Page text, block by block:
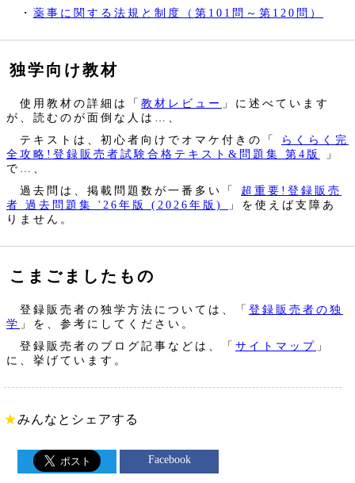
・ 薬事に関する法規と制度（第101問～第120問）
独学向け教材
使用教材の詳細は「 教材レビュー 」に述べています
が、読むのが面倒な人は…、
テキストは、初心者向けでオマケ付きの「
らくらく完
全攻略!登録販売者試験合格テキスト&問題集 第4版
」
で…、
過去問は、掲載問題数が一番多い「
超重要!登録販売
者 過去問題集 '26年版 (2026年版)
」を使えば支障あ
りません。
こまごましたもの
登録販売者の独学方法については、「 登録販売者の独
学 」を、参考にしてください。
登録販売者のブログ記事などは、「 サイトマップ 」
に、挙げています。
★みんなとシェアする
Facebook